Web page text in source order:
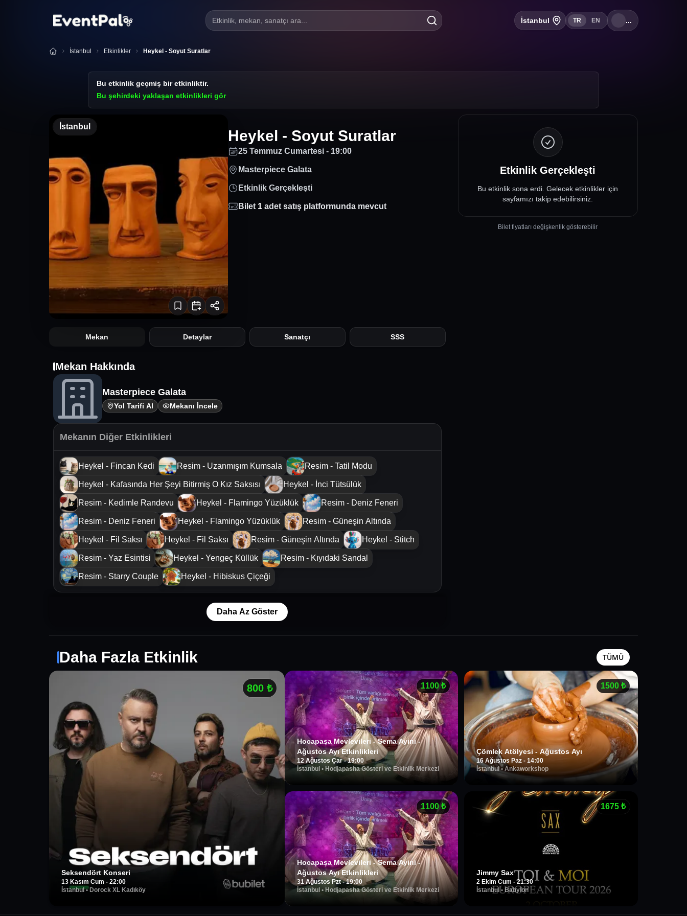
Etkinlik, mekan, sanatçı ara... İstanbul TR EN ...
İstanbul Etkinlikler Heykel - Soyut Suratlar
Bu etkinlik geçmiş bir etkinliktir.
Bu şehirdeki yaklaşan etkinlikleri gör
İstanbul
Heykel - Soyut Suratlar
25 Temmuz Cumartesi - 19:00
Masterpiece Galata
Etkinlik Gerçekleşti
Bilet 1 adet satış platformunda mevcut
Mekan Detaylar Sanatçı SSS
Mekan Hakkında
Masterpiece Galata
Yol Tarifi Al Mekanı İncele
Mekanın Diğer Etkinlikleri
Heykel - Fincan Kedi Resim - Uzanmışım Kumsala Resim - Tatil Modu
Heykel - Kafasında Her Şeyi Bitirmiş O Kız Saksısı Heykel - İnci Tütsülük
Resim - Kedimle Randevu Heykel - Flamingo Yüzüklük Resim - Deniz Feneri
Resim - Deniz Feneri Heykel - Flamingo Yüzüklük Resim - Güneşin Altında
Heykel - Fil Saksı Heykel - Fil Saksı Resim - Güneşin Altında Heykel - Stitch
Resim - Yaz Esintisi Heykel - Yengeç Küllük Resim - Kıyıdaki Sandal
Resim - Starry Couple Heykel - Hibiskus Çiçeği
Daha Az Göster
Etkinlik Gerçekleşti
Bu etkinlik sona erdi. Gelecek etkinlikler için
sayfamızı takip edebilirsiniz.
Bilet fiyatları değişkenlik gösterebilir
Daha Fazla Etkinlik TÜMÜ
800₺
Seksendört Konseri
13 Kasım Cum - 22:00
İstanbul•Dorock XL Kadıköy
1100₺
Hocapaşa Mevlevileri - Sema Ayini -
Ağustos Ayı Etkinlikleri
12 Ağustos Çar - 19:00
İstanbul • Hodjapasha Gösteri ve Etkinlik Merkezi
1500₺
Çömlek Atölyesi - Ağustos Ayı
16 Ağustos Paz - 14:00
İstanbul•Ankaworkshop
1100₺
Hocapaşa Mevlevileri - Sema Ayini -
Ağustos Ayı Etkinlikleri
31 Ağustos Pzt - 19:00
İstanbul• Hodjapasha Gösteri ve Etkinlik Merkezi
1675₺
Jimmy Sax
2 Ekim Cum - 21:30
İstanbul •Babylon